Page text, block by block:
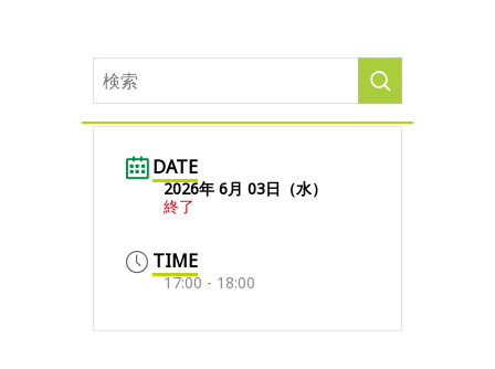
DATE
2026年 6月 03日（水）
終了
TIME
17:00 - 18:00